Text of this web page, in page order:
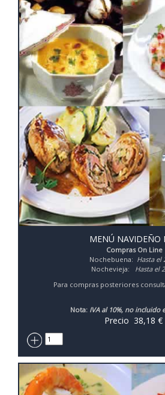
MENÚ NAVIDEÑO
Compras On Line
Nochebuena: Hasta el
Nochevieja: Hasta el
Para compras posteriores
Nota: IVA al 10%, no incluido
Precio 38,18 €